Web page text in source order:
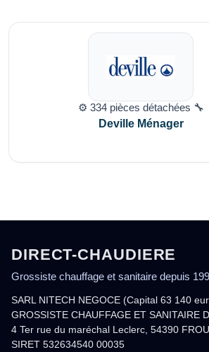
⚙️ 334 pièces détachées 🔧
Deville Ménager
DIRECT-CHAUDIERE
Grossiste chauffage et sanitaire depuis
SARL NITECH NEGOCE (Capital 63 140
GROSSISTE CHAUFFAGE ET SANITAIRE
4 Ter rue du maréchal Leclerc, 54390
SIRET 532634540 00035